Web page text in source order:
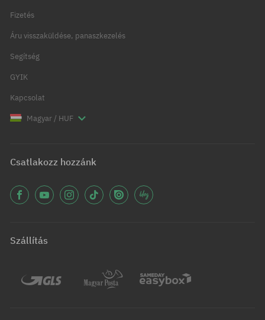
Fizetés
Áru visszaküldése, panaszkezelés
Segítség
GYIK
Kapcsolat
Magyar / HUF
Csatlakozz hozzánk
Szállítás